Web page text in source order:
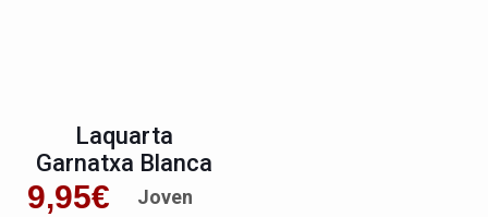
Laquarta
Garnatxa Blanca
9,95€ Joven